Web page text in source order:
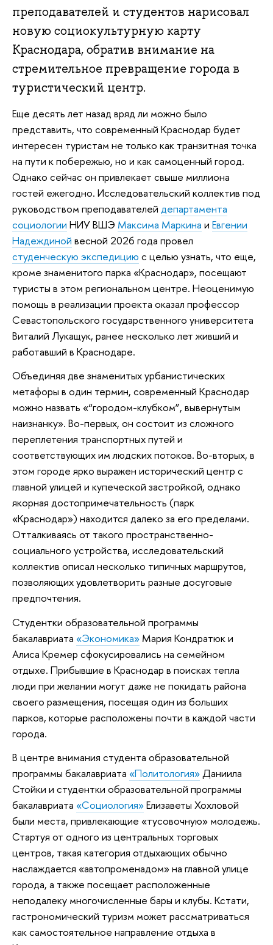
преподавателей и студентов нарисовал
новую социокультурную карту
Краснодара, обратив внимание на
стремительное превращение города в
туристический центр.
Еще десять лет назад вряд ли можно было
представить, что современный Краснодар будет
интересен туристам не только как транзитная точка
на пути к побережью, но и как самоценный город.
Однако сейчас он привлекает свыше миллиона
гостей ежегодно. Исследовательский коллектив под
руководством преподавателей департамента
социологии НИУ ВШЭ Максима Маркина и Евгении
Надеждиной весной 2026 года провел
студенческую экспедицию с целью узнать, что еще,
кроме знаменитого парка «Краснодар», посещают
туристы в этом региональном центре. Неоценимую
помощь в реализации проекта оказал профессор
Севастопольского государственного университета
Виталий Лукащук, ранее несколько лет живший и
работавший в Краснодаре.
Объединяя две знаменитых урбанистических
метафоры в один термин, современный Краснодар
можно назвать «“городом-клубком”, вывернутым
наизнанку». Во-первых, он состоит из сложного
переплетения транспортных путей и
соответствующих им людских потоков. Во-вторых, в
этом городе ярко выражен исторический центр с
главной улицей и купеческой застройкой, однако
якорная достопримечательность (парк
«Краснодар») находится далеко за его пределами.
Отталкиваясь от такого пространственно-
социального устройства, исследовательский
коллектив описал несколько типичных маршрутов,
позволяющих удовлетворить разные досуговые
предпочтения.
Студентки образовательной программы
бакалавриата «Экономика» Мария Кондратюк и
Алиса Кремер сфокусировались на семейном
отдыхе. Прибывшие в Краснодар в поисках тепла
люди при желании могут даже не покидать района
своего размещения, посещая один из больших
парков, которые расположены почти в каждой части
города.
В центре внимания студента образовательной
программы бакалавриата «Политология»Даниила
Стойки и студентки образовательной программы
бакалавриата «Социология»Елизаветы Хохловой
были места, привлекающие «тусовочную» молодежь.
Стартуя от одного из центральных торговых
центров, такая категория отдыхающих обычно
наслаждается «автопроменадом» на главной улице
города, а также посещает расположенные
неподалеку многочисленные бары и клубы. Кстати,
гастрономический туризм может рассматриваться
как самостоятельное направление отдыха в